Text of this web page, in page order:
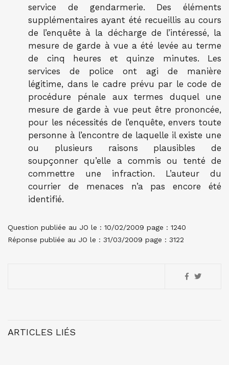
service de gendarmerie. Des éléments
supplémentaires ayant été recueillis au cours
de l’enquête à la décharge de l’intéressé, la
mesure de garde à vue a été levée au terme
de cinq heures et quinze minutes. Les
services de police ont agi de manière
légitime, dans le cadre prévu par le code de
procédure pénale aux termes duquel une
mesure de garde à vue peut être prononcée,
pour les nécessités de l’enquête, envers toute
personne à l’encontre de laquelle il existe une
ou plusieurs raisons plausibles de
soupçonner qu’elle a commis ou tenté de
commettre une infraction. L’auteur du
courrier de menaces n’a pas encore été
identifié.
Question publiée au JO le : 10/02/2009 page : 1240
Réponse publiée au JO le : 31/03/2009 page : 3122
ARTICLES LIÉS